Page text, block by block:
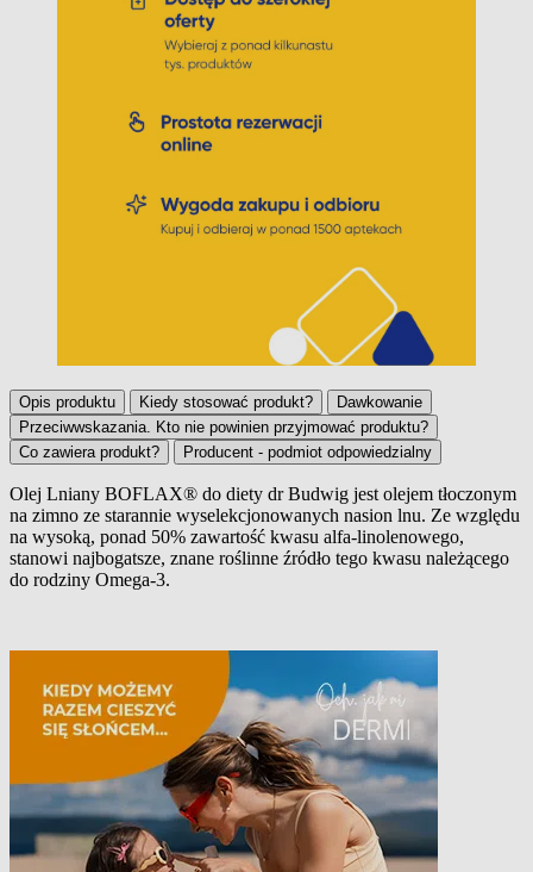
Opis produktu Kiedy stosować produkt?
Dawkowanie
Przeciwwskazania. Kto nie powinien przyjmować produktu?
Co zawiera produkt?
Producent - podmiot odpowiedzialny
Opis produktu
Olej Lniany BOFLAX® do diety dr Budwig jest olejem tłoczonym
na zimno ze starannie wyselekcjonowanych nasion lnu. Ze względu
na wysoką, ponad 50% zawartość kwasu alfa-linolenowego,
stanowi najbogatsze, znane roślinne źródło tego kwasu należącego
do rodziny Omega-3.